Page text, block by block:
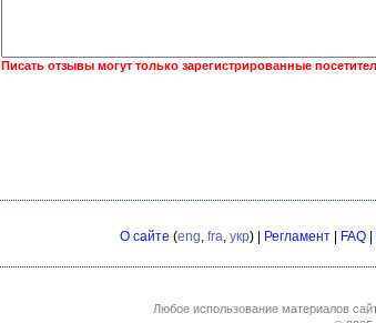
Писать отзывы могут только зарегистрированные
О сайте (eng, fra, укр) | Регламент FAQ
Любое использование материалов